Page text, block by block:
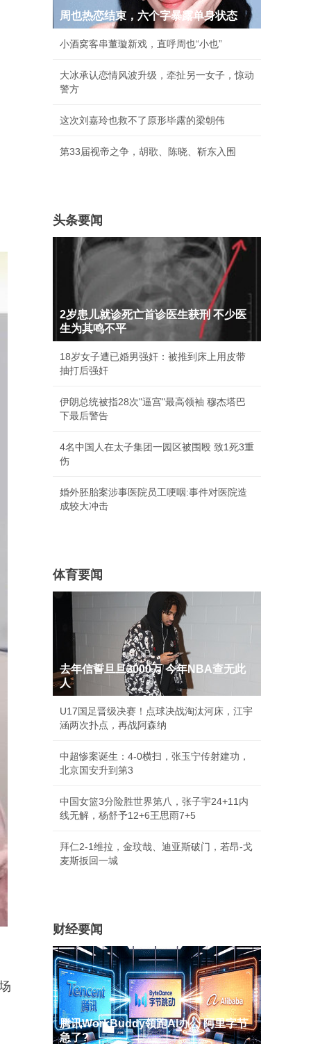
周也热恋结束，六个字暴露单身状态
小酒窝客串董璇新戏，直呼周也“小也”
大冰承认恋情风波升级，牵扯另一女子，惊动
警方
这次刘嘉玲也救不了原形毕露的梁朝伟
第33届视帝之争，胡歌、陈晓、靳东入围
头条要闻
2岁患儿就诊死亡首诊医生获刑 不少医
生为其鸣不平
18岁女子遭已婚男强奸：被推到床上用皮带
抽打后强奸
伊朗总统被指28次"逼宫"最高领袖 穆杰塔巴
下最后警告
4名中国人在太子集团一园区被围殴 致1死3重
伤
婚外胚胎案涉事医院员工哽咽:事件对医院造
成较大冲击
体育要闻
去年信誓旦旦3000万 今年NBA查无此
人
U17国足晋级决赛！点球决战淘汰河床，江宇
涵两次扑点，再战阿森纳
中超惨案诞生：4-0横扫，张玉宁传射建功，
北京国安升到第3
中国女篮3分险胜世界第八，张子宇24+11内
线无解，杨舒予12+6王思雨7+5
拜仁2-1维拉，金玟哉、迪亚斯破门，若昂-戈
麦斯扳回一城
财经要闻
腾讯WorkBuddy领跑AI办公 阿里字节
急了?